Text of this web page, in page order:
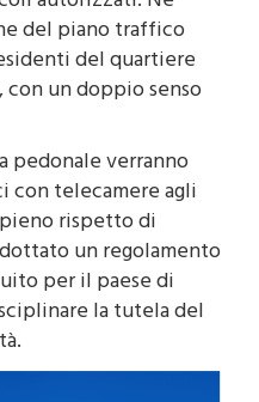
del piano traffico
del quartiere
un doppio senso
pedonale verranno
telecamere agli
rispetto di
un regolamento
per il paese di
la tutela del